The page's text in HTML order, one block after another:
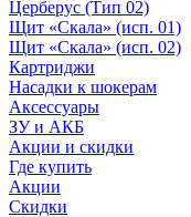
Церберус (Тип 02)
Щит «Скала» (исп. 01)
Щит «Скала» (исп. 02)
Картриджи
Насадки к шокерам
Аксессуары
ЗУ и АКБ
Акции и скидки
Где купить
Акции
Скидки